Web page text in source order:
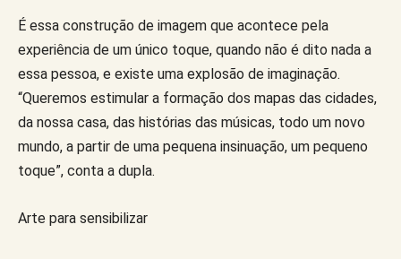
É essa construção de imagem que acontece pela
experiência de um único toque, quando não é dito nada a
essa pessoa, e existe uma explosão de imaginação.
“Queremos estimular a formação dos mapas das cidades,
da nossa casa, das histórias das músicas, todo um novo
mundo, a partir de uma pequena insinuação, um pequeno
toque”, conta a dupla.
Arte para sensibilizar